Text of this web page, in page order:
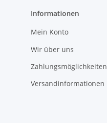
Informationen
Mein Konto
Wir über uns
Zahlungsmöglichkeiten
Versandinformationen